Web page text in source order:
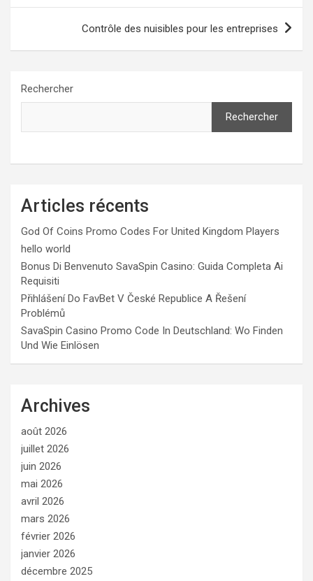
Contrôle des nuisibles pour les entreprises
Rechercher
Rechercher
Articles récents
God Of Coins Promo Codes For United Kingdom Players
hello world
Bonus Di Benvenuto SavaSpin Casino: Guida Completa Ai
Requisiti
Přihlášení Do FavBet V České Republice A Řešení
Problémů
SavaSpin Casino Promo Code In Deutschland: Wo Finden
Und Wie Einlösen
Archives
août 2026
juillet 2026
juin 2026
mai 2026
avril 2026
mars 2026
février 2026
janvier 2026
décembre 2025